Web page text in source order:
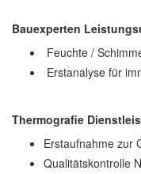
Bauexperten
Feuchte /
Erstanalyse für
Thermografie
Erstaufnahme zur
Qualitätskontrolle